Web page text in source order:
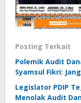
Posting Terkait
Polemik Audit
Syamsul Fikri:
Legislator PDIP
Menolak Audit